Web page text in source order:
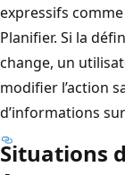
expressifs
Planifier. Si la
change, un
modifier l’action
d’informations
Situations